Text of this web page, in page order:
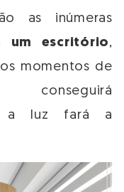
as inúmeras
um escritório,
momentos de
conseguirá
a luz fará a